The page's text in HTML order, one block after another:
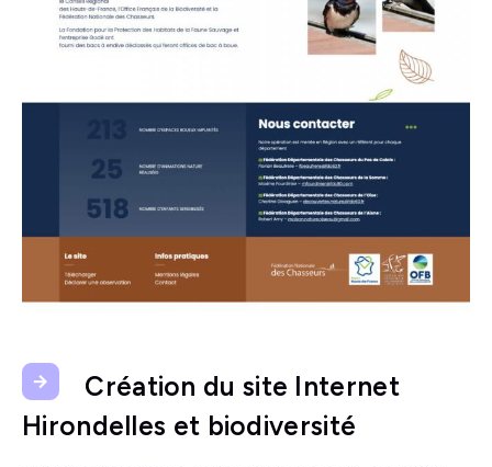
Création du site Internet
Hirondelles et biodiversité